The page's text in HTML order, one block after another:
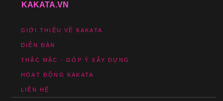
KAKATA.VN
GIỚI THIỆU VỀ KAKATA
DIỄN ĐÀN
THẮC MẮC - GÓP Ý XÂY DỰNG
HOẠT ĐỘNG KAKATA
LIÊN HỆ